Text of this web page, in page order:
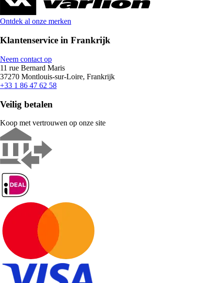
Ontdek al onze merken
Klantenservice in Frankrijk
Neem contact op
11 rue Bernard Maris
37270 Montlouis-sur-Loire, Frankrijk
+33 1 86 47 62 58
Veilig betalen
Koop met vertrouwen op onze site